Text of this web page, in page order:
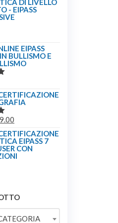
DI LIVELLO
- EIPASS
EIPASS
BULLISMO E
PREZZO
ATTUALE
È:
EIPASS 7
CON